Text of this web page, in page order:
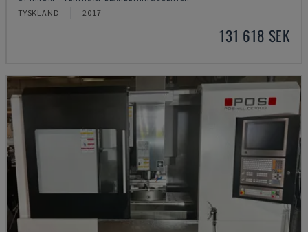
TYSKLAND 2017
131 618 SEK